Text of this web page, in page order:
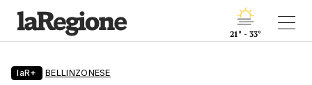
21° - 33°
laR+ BELLINZONESE